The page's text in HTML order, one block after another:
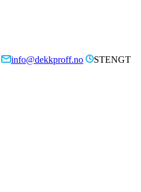
info@dekkproff.no
STENGT